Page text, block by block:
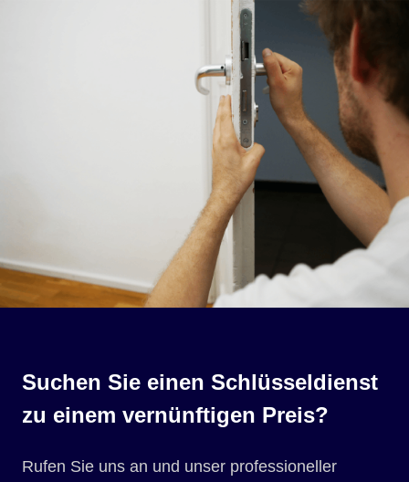
Suchen Sie einen Schlüsseldienst
zu einem vernünftigen Preis?
Rufen Sie uns an und unser professioneller